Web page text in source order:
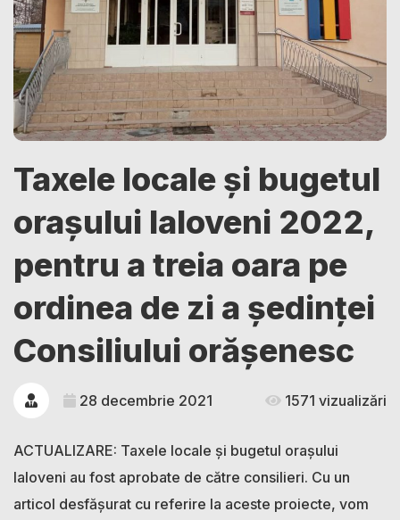
Taxele locale și bugetul
orașului Ialoveni 2022,
pentru a treia oara pe
ordinea de zi a ședinței
Consiliului orășenesc
28 decembrie 2021 1571 vizualizări
ACTUALIZARE: Taxele locale și bugetul orașului
Ialoveni au fost aprobate de către consilieri. Cu un
articol desfășurat cu referire la aceste proiecte, vom